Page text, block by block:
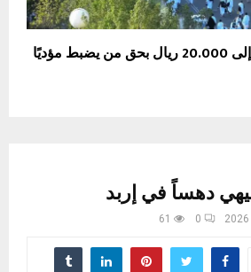
الداخلية: غرامة تصل إلى 20.000 ريال بحق من يضبط مؤديًا
دهساً في إربد
0
61